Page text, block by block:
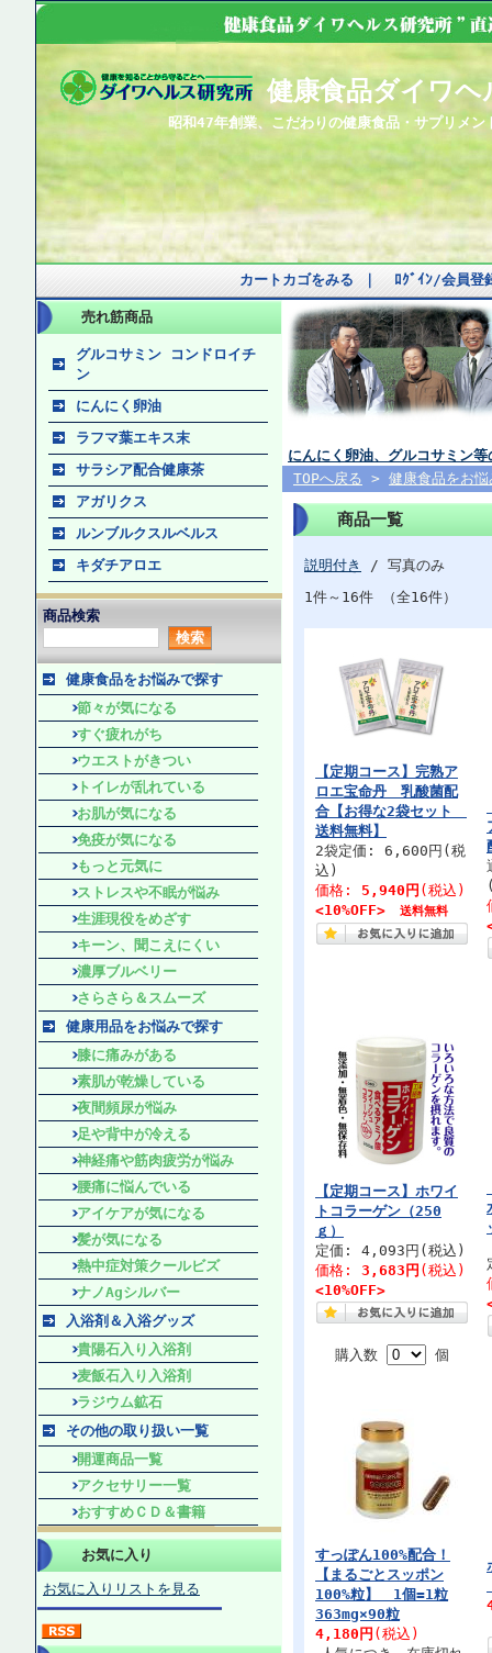
健康食品ダイワヘ
昭和47年創業、こだわりの健康食品・サプリメン
カートカゴをみる ﾛｸﾞｲﾝ/会員登
売れ筋商品
グルコサミン コンドロイチ
ン
にんにく卵油
ラフマ葉エキス末
サラシア配合健康茶
アガリクス
ルンブルクスルベルス
キダチアロエ
商品検索
健康食品をお悩みで探す
節々が気になる
すぐ疲れがち
ウエストがきつい
トイレが乱れている
お肌が気になる
免疫が気になる
もっと元気に
ストレスや不眠が悩み
生涯現役をめざす
キーン、聞こえにくい
濃厚ブルベリー
さらさら＆スムーズ
健康用品をお悩みで探す
膝に痛みがある
素肌が乾燥している
夜間頻尿が悩み
足や背中が冷える
神経痛や筋肉疲労が悩み
腰痛に悩んでいる
アイケアが気になる
髪が気になる
熱中症対策クールビズ
ナノAgシルバー
入浴剤＆入浴グッズ
貴陽石入り入浴剤
麦飯石入り入浴剤
ラジウム鉱石
その他の取り扱い一覧
開運商品一覧
アクセサリー一覧
おすすめＣＤ＆書籍
お気に入り
お気に入りリストを見る
にんにく卵油、グルコサミン
TOPへ戻る > 健康食品をお
商品一覧
説明付き
/ 写真のみ
1件～16件 （全16件）
【定期コース】完熟ア
ロエ宝命丹 乳酸菌配
合【お得な2袋セット
送料無料】
2袋定価: 6,600円(税
込)
価格: 5,940円 (税込)
<10%OFF>
送料無料
【定期コース】ホワイ
トコラーゲン（250
ｇ）
定価: 4,093円(税込)
価格: 3,683円 (税込)
<10%OFF>
購入数 個
すっぽん100%配合！
【まるごとスッポン
100%粒】 1個=1粒
363mg×90粒
4,180円 (税込)